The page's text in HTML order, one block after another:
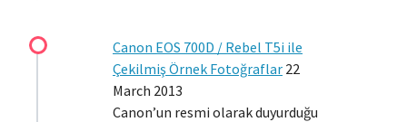
Canon EOS 700D / Rebel T5i ile
Çekilmiş Örnek Fotoğraflar 22
March 2013
Canon’un resmi olarak duyurduğu